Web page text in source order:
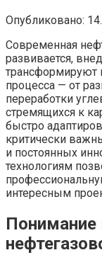
Опубликовано:
Современная
развивается,
трансформируют
процесса — от
переработки
стремящихся к
быстро
критически
и постоянных
технологиям
интересным
Понимание